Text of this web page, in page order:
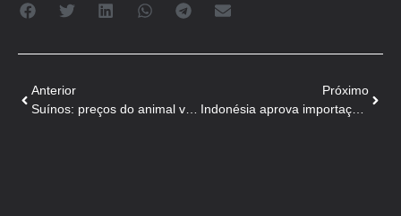
Anterior
Próximo
Indonésia aprova importação de 100 mil toneladas de carne bovina do Brasil